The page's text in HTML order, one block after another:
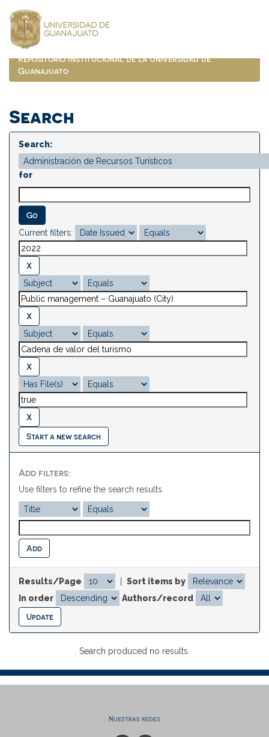
navigation
Repositorio Institucional de la Universidad de
Guanajuato
Search
Search:
for
Current filters:
Start a new search
Add filters:
Use filters to refine the search results.
Results/Page
Sort items by
In order
Authors/record
Search produced no results.
Nuestras redes